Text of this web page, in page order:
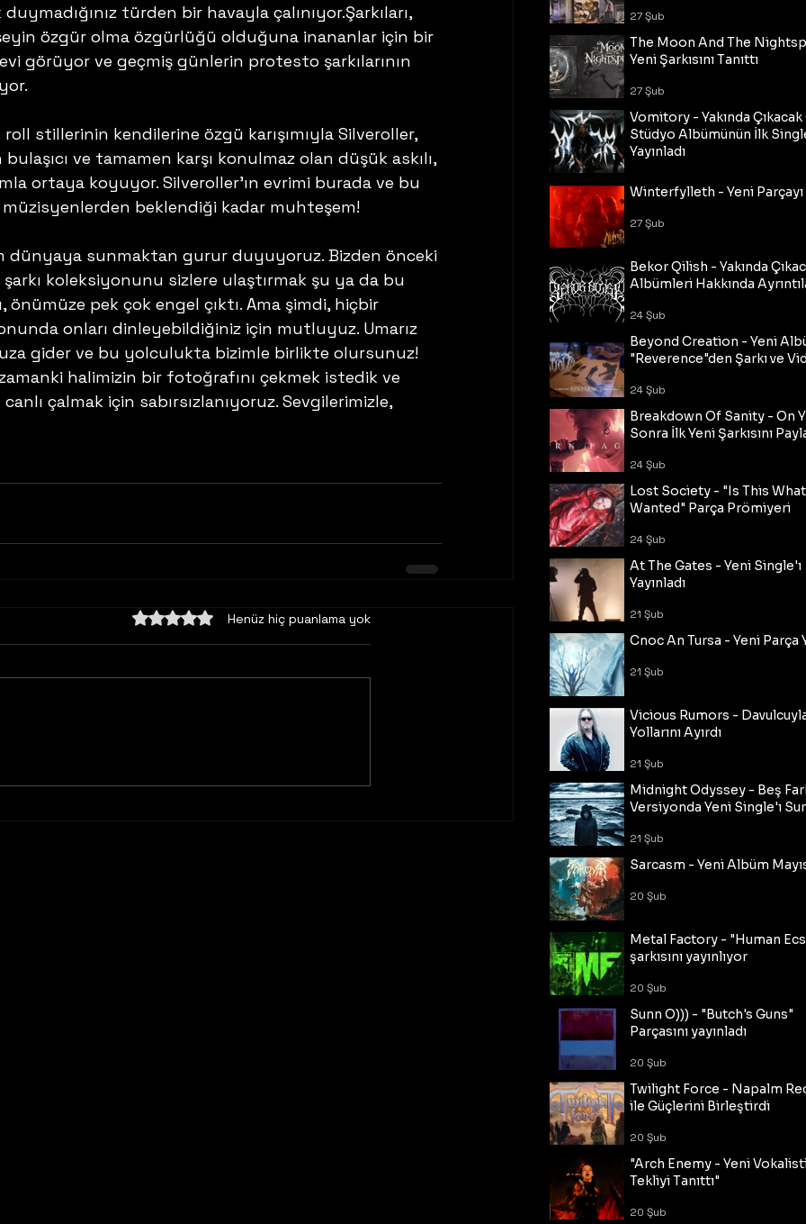
duymadığınız türden bir havayla çalınıyor.Şarkıları,
özgür olma özgürlüğü olduğuna inananlar için bir
görüyor ve geçmiş günlerin protesto şarkılarının
stillerinin kendilerine özgü karışımıyla Silveroller,
ve tamamen karşı konulmaz olan düşük askılı,
ortaya koyuyor. Silveroller’ın evrimi burada ve bu
beklendiği kadar muhteşem!
dünyaya sunmaktan gurur duyuyoruz. Bizden önceki
koleksiyonunu sizlere ulaştırmak şu ya da bu
önümüze pek çok engel çıktı. Ama şimdi, hiçbir
onları dinleyebildiğiniz için mutluyuz. Umarız
gider ve bu yolculukta bizimle birlikte olursunuz!
halimizin bir fotoğrafını çekmek istedik ve
canlı çalmak için sabırsızlanıyoruz. Sevgilerimizle,
5 üzerinden 0 yıldızHenüz hiç puanlama yok
27 Şub
The Moon And The
Yeni Şarkısını Tanıttı
27 Şub
Vomitory - Yakında
Stüdyo Albümünün İlk
Yayınladı
Winterfylleth - Yeni Parçayı
27 Şub
Bekor Qilish - Yakında
Albümleri Hakkında
24 Şub
Beyond Creation - Yeni
"Reverence"den Şarkı ve
24 Şub
Breakdown Of Sanity - On
Sonra İlk Yeni Şarkısını
24 Şub
Lost Society - "Is This
Wanted" Parça Prömiyeri
24 Şub
At The Gates - Yeni Single'ı
Yayınladı
21 Şub
Cnoc An Tursa - Yeni Parça
21 Şub
Vicious Rumors -
Yollarını Ayırdı
21 Şub
Midnight Odyssey - Beş
Versiyonda Yeni Single'ı
21 Şub
Sarcasm - Yeni Albüm
20 Şub
Metal Factory - "Human
şarkısını yayınlıyor
20 Şub
Sunn O))) - "Butch's Guns"
Parçasını yayınladı
20 Şub
Twilight Force - Napalm
ile Güçlerini Birleştirdi
20 Şub
"Arch Enemy - Yeni
Tekliyi Tanıttı"
20 Şub